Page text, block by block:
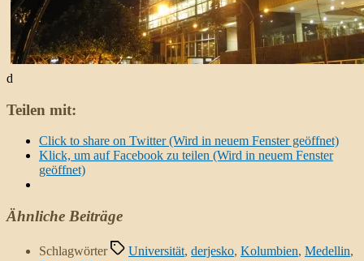
d
Teilen mit:
Click to share on Twitter (Wird in neuem Fenster geöffnet)
Klick, um auf Facebook zu teilen (Wird in neuem Fenster
geöffnet)
Ähnliche Beiträge
Schlagwörter Universität, derjesko, Kolumbien, Medellin,